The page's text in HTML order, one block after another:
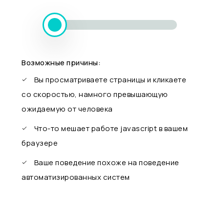
Возможные причины:
Вы просматриваете страницы и кликаете
со скоростью, намного превышающую
ожидаемую от человека
Что-то мешает работе javascript в вашем
браузере
Ваше поведение похоже на поведение
автоматизированных систем